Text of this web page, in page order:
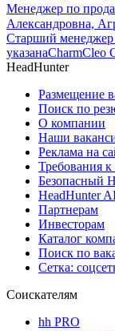
Менеджер по
Александровна,
Старший
указанаCharmCleo
HeadHunter
Размещение
Поиск по
О компании
Наши
Реклама на
Требования
Безопасный
HeadHunter
Партнерам
Инвесторам
Каталог
Поиск по
Сетка:
Соискателям
hh PRO